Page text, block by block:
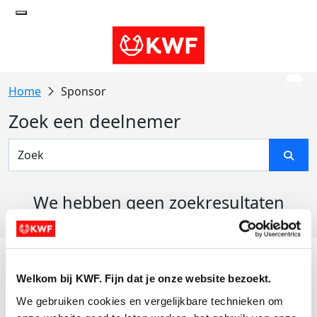
Welkom bij KWF. Fijn dat je onze website bezoekt.
We gebruiken cookies en vergelijkbare technieken om
Sponsor
Zoek een deelnemer
We hebben geen zoekresultaten
Actiematerialen
Evenementen